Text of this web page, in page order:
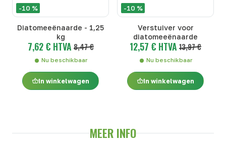
-10 %
Diatomeeënaarde - 1,25
kg
7,62 € HTVA 8,47 €
Nu beschikbaar
In winkelwagen
-10 %
Verstuiver voor
diatomeeënaarde
12,57 € HTVA 13,97 €
Nu beschikbaar
In winkelwagen
MEER INFO